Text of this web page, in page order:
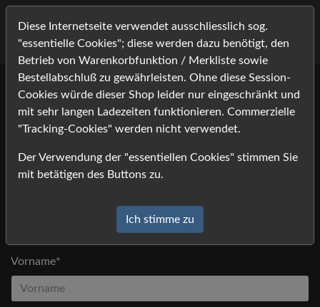
Bitte tragen Sie Ihre Kontaktdaten ein, und klicken Sie auf
[absenden].
*) Felder mit einem Stern dürfen nicht leer bleiben
Anfrage
Vorname*
Diese Internetseite verwendet ausschliesslich sog.
"essentielle Cookies"; diese werden dazu benötigt, den
Betrieb von Warenkorbfunktion / Merkliste sowie
Bestellabschluß zu gewährleisten. Ohne diese Session-
Cookies würde dieser Shop leider nur eingeschränkt und
mit sehr langen Ladezeiten funktionieren. Commerzielle
"Tracking-Cookies" werden nicht verwendet.
Der Verwendung der "essentiellen Cookies" stimmen Sie
mit betätigen des Buttons zu.
Ich stimme zu